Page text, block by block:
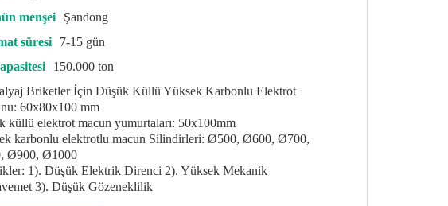
menşei
Şandong
süresi
7-15 gün
150.000 ton
Briketler İçin Düşük Küllü Yüksek Karbonlu Elektrot
60x80x100 mm
küllü elektrot macun yumurtaları: 50x100mm
karbonlu elektrotlu macun Silindirleri: Ø500, Ø600, Ø700,
Ø900, Ø1000
1). Düşük Elektrik Direnci 2). Yüksek Mekanik
3). Düşük Gözeneklilik